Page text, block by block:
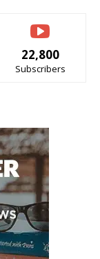
22,800
Subscribers